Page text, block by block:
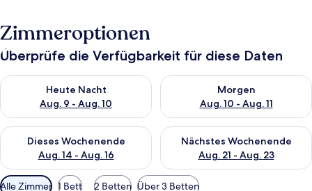
Zimmeroptionen
Überprüfe die Verfügbarkeit für diese Daten
Heute Nacht
Aug. 9 - Aug. 10
Überprüfe die Verfügbarkeit für heute Nacht, Aug. 9 - Aug.
Morgen
Aug. 10 - Aug. 11
Überprüfe die Verfügbarkeit
Dieses Wochenende
Aug. 14 - Aug. 16
Überprüfe die Verfügbarkeit für dieses Wochenende, Aug. 14
Nächstes Wochenende
Aug. 21 - Aug. 23
Überprüfe die Verfügbarkeit
Verfügbare
Alle Zimmer 1 Bett 2 Betten Über 3 Betten